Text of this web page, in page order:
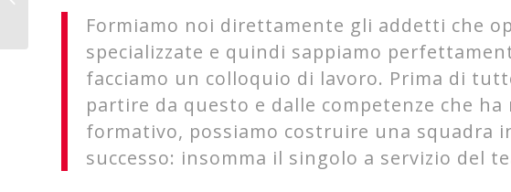
Formiamo noi direttamente gli addetti che
specializzate e quindi sappiamo
facciamo un colloquio di lavoro. Prima di
partire da questo e dalle competenze che
formativo, possiamo costruire una squadra
successo: insomma il singolo a servizio del
la premiazione “Un